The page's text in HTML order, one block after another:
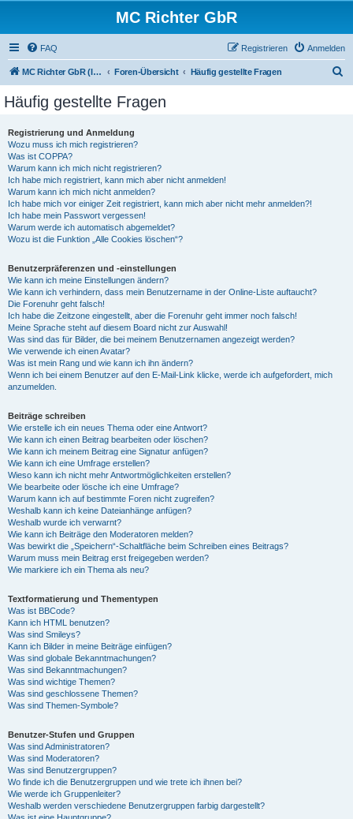
MC Richter GbR
FAQ Anmelden
Registrieren
MC Richter GbR (Impressum / Datenschutz) Foren-Übersicht Häufig gestellte Fragen
Häufig gestellte Fragen
Registrierung und Anmeldung
Wozu muss ich mich registrieren?
Was ist COPPA?
Warum kann ich mich nicht registrieren?
Ich habe mich registriert, kann mich aber nicht anmelden!
Warum kann ich mich nicht anmelden?
Ich habe mich vor einiger Zeit registriert, kann mich aber nicht mehr anmelden?!
Ich habe mein Passwort vergessen!
Warum werde ich automatisch abgemeldet?
Wozu ist die Funktion „Alle Cookies löschen“?
Benutzerpräferenzen und -einstellungen
Wie kann ich meine Einstellungen ändern?
Wie kann ich verhindern, dass mein Benutzername in der Online-Liste auftaucht?
Die Forenuhr geht falsch!
Ich habe die Zeitzone eingestellt, aber die Forenuhr geht immer noch falsch!
Meine Sprache steht auf diesem Board nicht zur Auswahl!
Was sind das für Bilder, die bei meinem Benutzernamen angezeigt werden?
Wie verwende ich einen Avatar?
Was ist mein Rang und wie kann ich ihn ändern?
Wenn ich bei einem Benutzer auf den E-Mail-Link klicke, werde ich aufgefordert, mich
anzumelden.
Beiträge schreiben
Wie erstelle ich ein neues Thema oder eine Antwort?
Wie kann ich einen Beitrag bearbeiten oder löschen?
Wie kann ich meinem Beitrag eine Signatur anfügen?
Wie kann ich eine Umfrage erstellen?
Wieso kann ich nicht mehr Antwortmöglichkeiten erstellen?
Wie bearbeite oder lösche ich eine Umfrage?
Warum kann ich auf bestimmte Foren nicht zugreifen?
Weshalb kann ich keine Dateianhänge anfügen?
Weshalb wurde ich verwarnt?
Wie kann ich Beiträge den Moderatoren melden?
Was bewirkt die „Speichern“-Schaltfläche beim Schreiben eines Beitrags?
Warum muss mein Beitrag erst freigegeben werden?
Wie markiere ich ein Thema als neu?
Textformatierung und Thementypen
Was ist BBCode?
Kann ich HTML benutzen?
Was sind Smileys?
Kann ich Bilder in meine Beiträge einfügen?
Was sind globale Bekanntmachungen?
Was sind Bekanntmachungen?
Was sind wichtige Themen?
Was sind geschlossene Themen?
Was sind Themen-Symbole?
Benutzer-Stufen und Gruppen
Was sind Administratoren?
Was sind Moderatoren?
Was sind Benutzergruppen?
Wo finde ich die Benutzergruppen und wie trete ich ihnen bei?
Wie werde ich Gruppenleiter?
Weshalb werden verschiedene Benutzergruppen farbig dargestellt?